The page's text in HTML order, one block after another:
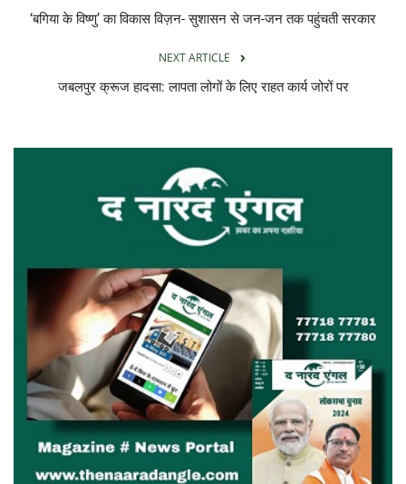
‘बगिया के विष्णु’ का विकास विज़न- सुशासन से जन-जन तक पहुंचती सरकार
NEXT ARTICLE
जबलपुर क्रूज हादसा: लापता लोगों के लिए राहत कार्य जोरों पर